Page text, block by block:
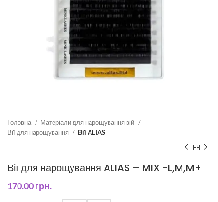
Головна
Матеріали для нарощування вій
Вії для нарощування
Вії ALIAS
Вії для нарощування ALIAS – MIX -L,M,M+
170.00грн.